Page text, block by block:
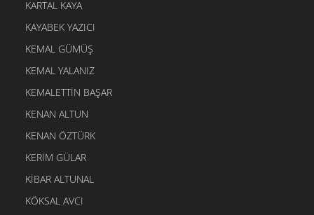
KARTAL KAYA
KAYABEK YAZICI
KEMAL GÜMÜŞ
KEMAL YALANIZ
KEMALETTIN BAŞAR
KENAN ALTUN
KENAN ÖZTÜRK
KERIM GÜLAR
KIBAR ALTUNAL
KÖKSAL AVCI